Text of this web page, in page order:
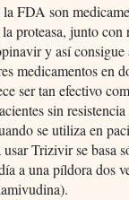
FDA son
proteasa, junto con
y así consigue
medicamentos en
ser tan efectivo
sin
se utiliza en
Trizivir se basa
a una píldora dos